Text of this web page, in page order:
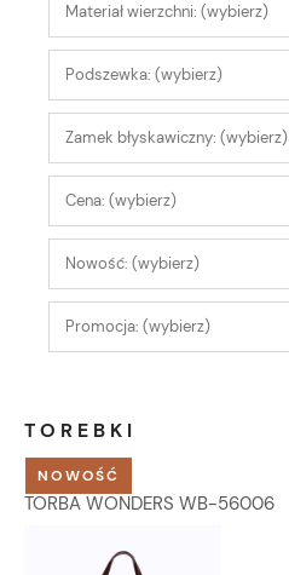
Materiał wierzchni: (wybierz)
Podszewka: (wybierz)
Zamek błyskawiczny: (wybierz)
Cena: (wybierz)
Nowość: (wybierz)
Promocja: (wybierz)
TOREBKI
TORBA WONDERS WB-56006
NOWOŚĆ